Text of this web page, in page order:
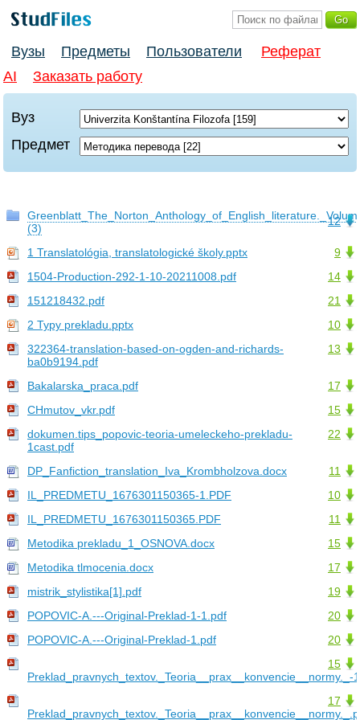
Вузы Предметы Пользователи
Реферат
AI
Заказать работу
Вуз
Предмет
12
(3)
9
1 Translatológia, translatologické školy.pptx
14
1504-Production-292-1-10-20211008.pdf
21
151218432.pdf
10
2 Typy prekladu.pptx
13
322364-translation-based-on-ogden-and-richards-
ba0b9194.pdf
17
Bakalarska_praca.pdf
15
CHmutov_vkr.pdf
22
dokumen.tips_popovic-teoria-umeleckeho-prekladu-
1cast.pdf
11
DP_Fanfiction_translation_Iva_Krombholzova.docx
10
IL_PREDMETU_1676301150365-1.PDF
11
IL_PREDMETU_1676301150365.PDF
15
Metodika prekladu_1_OSNOVA.docx
17
Metodika tlmocenia.docx
19
mistrik_stylistika[1].pdf
20
POPOVIC-A.---Original-Preklad-1-1.pdf
20
POPOVIC-A.---Original-Preklad-1.pdf
15
Preklad_pravnych_textov._Teoria__prax__konvencie__normy._-
17